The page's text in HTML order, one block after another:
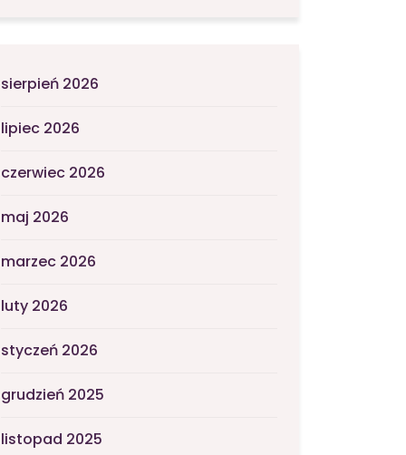
sierpień 2026
lipiec 2026
czerwiec 2026
maj 2026
marzec 2026
luty 2026
styczeń 2026
grudzień 2025
listopad 2025